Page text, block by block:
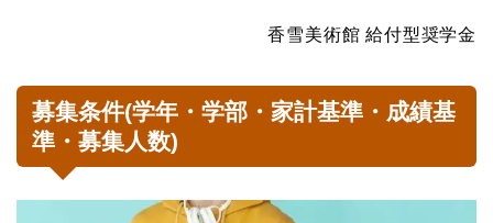
香雪美術館 給付型奨学金
募集条件(学年・学部・家計基準・成績基
準・募集人数)